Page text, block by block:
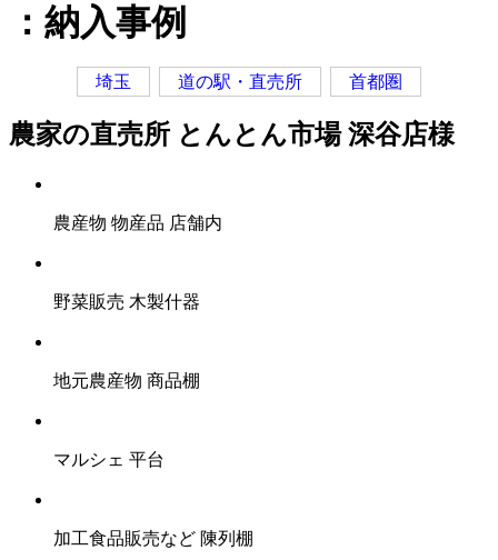
：納入事例
埼玉 道の駅・直売所 首都圏
農家の直売所 とんとん市場 深谷店様
農産物 物産品 店舗内
野菜販売 木製什器
地元農産物 商品棚
マルシェ 平台
加工食品販売など 陳列棚